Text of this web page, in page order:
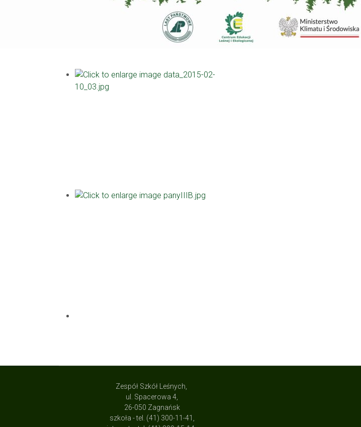
Zespół Szkół Leśnych,
ul. Spacerowa 4,
26-050 Zagnańsk
szkoła - tel. (41) 300-11-41,